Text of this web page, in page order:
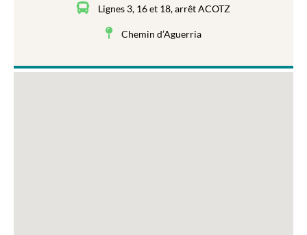
Lignes 3, 16 et 18, arrêt ACOTZ
Chemin d’Aguerria